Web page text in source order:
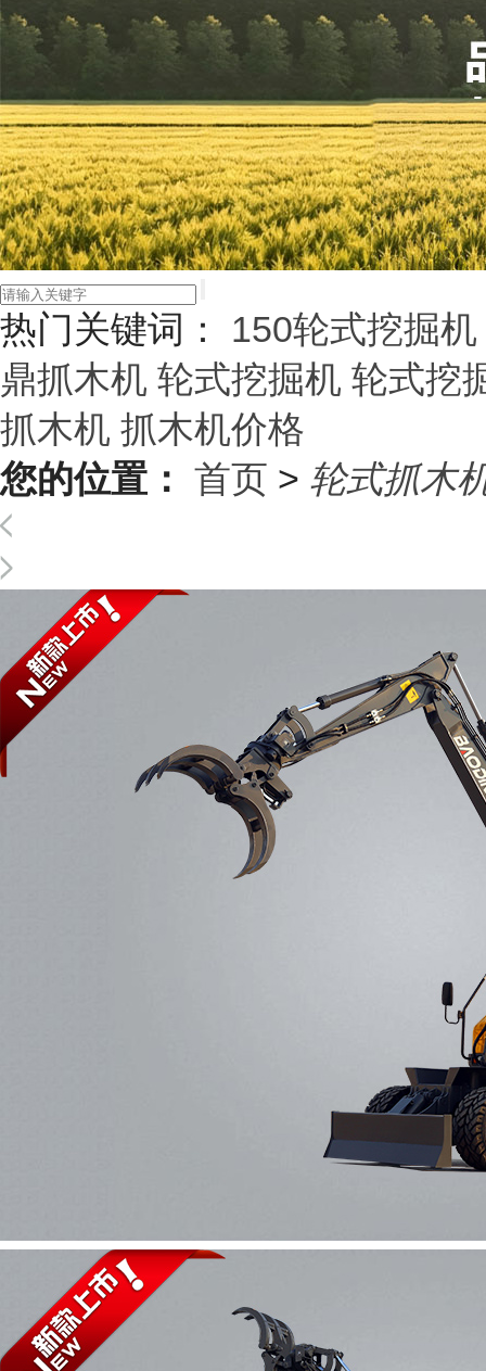
热门关键词： 150轮式挖掘机
鼎抓木机 轮式挖掘机 轮式挖
抓木机 抓木机价格
您的位置： 首页 > 轮式抓木